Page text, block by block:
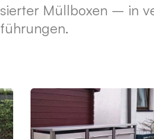
Müllboxen – in